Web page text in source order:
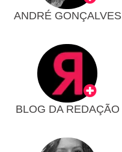
ANDRÉ GONÇALVES
BLOG DA REDAÇÃO